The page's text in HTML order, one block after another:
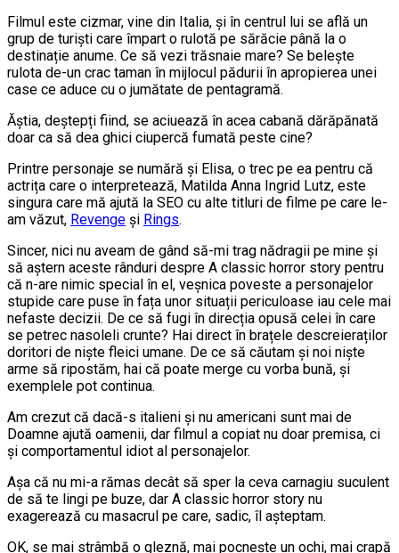
Filmul este cizmar, vine din Italia, și în centrul lui se află un
grup de turiști care împart o rulotă pe sărăcie până la o
destinație anume. Ce să vezi trăsnaie mare? Se belește
rulota de-un crac taman în mijlocul pădurii în apropierea unei
case ce aduce cu o jumătate de pentagramă.
Ăștia, deștepți fiind, se aciuează în acea cabană dărăpănată
doar ca să dea ghici ciupercă fumată peste cine?
Printre personaje se numără și Elisa, o trec pe ea pentru că
actrița care o interpretează, Matilda Anna Ingrid Lutz, este
singura care mă ajută la SEO cu alte titluri de filme pe care le-
am văzut, Revenge și Rings.
Sincer, nici nu aveam de gând să-mi trag nădragii pe mine și
să aștern aceste rânduri despre A classic horror story pentru
că n-are nimic special în el, veșnica poveste a personajelor
stupide care puse în fața unor situații periculoase iau cele mai
nefaste decizii. De ce să fugi în direcția opusă celei în care
se petrec nasoleli crunte? Hai direct în brațele descreieraților
doritori de niște fleici umane. De ce să căutam și noi niște
arme să ripostăm, hai că poate merge cu vorba bună, și
exemplele pot continua.
Am crezut că dacă-s italieni și nu americani sunt mai de
Doamne ajută oamenii, dar filmul a copiat nu doar premisa, ci
și comportamentul idiot al personajelor.
Așa că nu mi-a rămas decât să sper la ceva carnagiu suculent
de să te lingi pe buze, dar A classic horror story nu
exagerează cu masacrul pe care, sadic, îl așteptam.
OK, se mai strâmbă o gleznă, mai pocnește un ochi, mai crapă